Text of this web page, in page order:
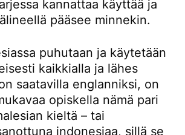
kannattaa käyttää ja
pääsee minnekin.
puhutaan ja käytetään
kaikkialla ja lähes
saatavilla englanniksi, on
opiskella nämä pari
kieltä – tai
indonesiaa, sillä se